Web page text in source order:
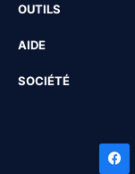
OUTILS
AIDE
SOCIÉTÉ